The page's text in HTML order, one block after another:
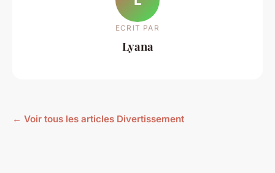
ECRIT PAR
Lyana
← Voir tous les articles Divertissement